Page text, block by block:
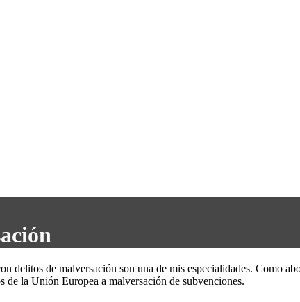
de malversación son una de mis especialidades. Como
de la Unión Europea a malversación de subvenciones.